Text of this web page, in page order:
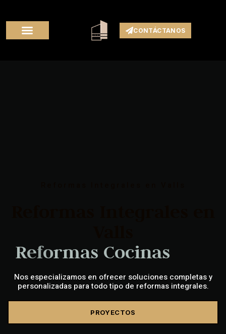
CONTÁCTANOS
Reformas Comerc
Nos especializamos en ofrecer soluciones completas y
personalizadas para todo tipo de reformas integrales.
PROYECTOS